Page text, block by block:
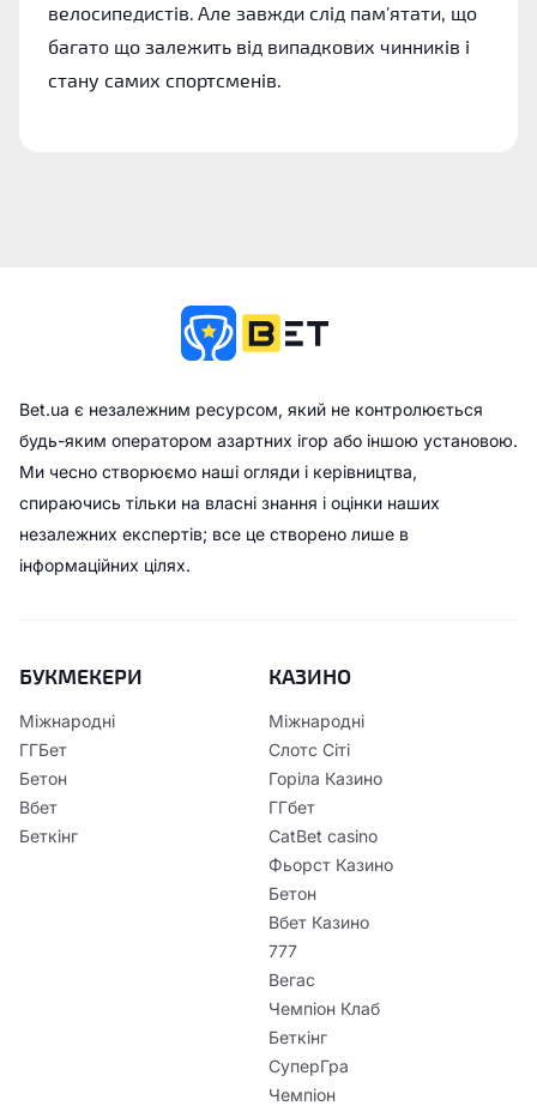
велосипедистів. Але завжди слід пам'ятати, що
багато що залежить від випадкових чинників і
стану самих спортсменів.
Bet.ua є незалежним ресурсом, який не контролюється
будь-яким оператором азартних ігор або іншою установою.
Ми чесно створюємо наші огляди і керівництва,
спираючись тільки на власні знання і оцінки наших
незалежних експертів; все це створено лише в
інформаційних цілях.
БУКМЕКЕРИ
Міжнародні
ГГБет
Бетон
Вбет
Беткінг
КАЗИНО
Міжнародні
Слотс Сіті
Горіла Казино
ГГбет
CatBet casino
Фьорст Казино
Бетон
Вбет Казино
777
Вегас
Чемпіон Клаб
Беткінг
СуперГра
Чемпіон